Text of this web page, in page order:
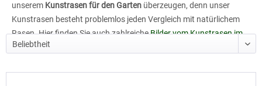
unserem Kunstrasen für den Garten überzeugen, denn unser
Kunstrasen besteht problemlos jeden Vergleich mit natürlichem
Rasen. Hier finden Sie auch zahlreicheBilder vom Kunstrasen im
Garten.
anfordern.=> Zum kostenlosen Kunstrasen-Muster